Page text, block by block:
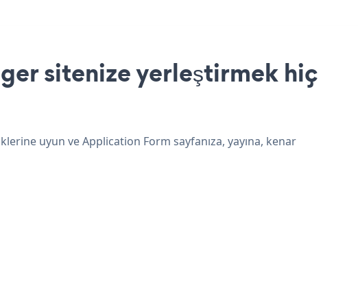
sitenize yerleştirmek hiç
uyun ve Application Form sayfanıza, yayına, kenar